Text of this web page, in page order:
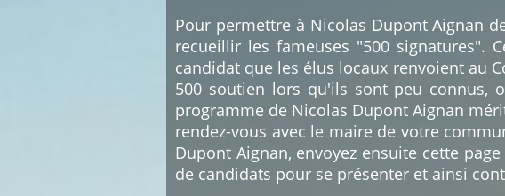
Pour permettre à Nicolas Dupont Aignan
recueillir les fameuses "500 signatures".
candidat que les élus locaux renvoient au
500 soutien lors qu'ils sont peu connus,
programme de Nicolas Dupont Aignan
rendez-vous avec le maire de votre
Dupont Aignan, envoyez ensuite cette
de candidats pour se présenter et ainsi